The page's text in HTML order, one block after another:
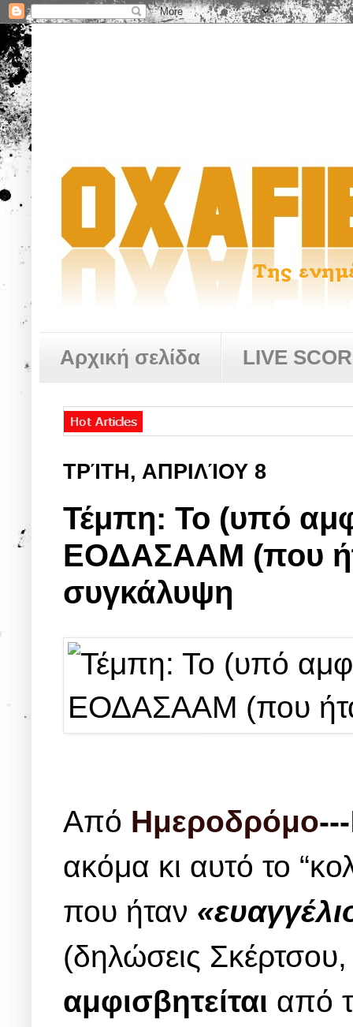
Αρχική σελίδα LIVE
ΤΡΊΤΗ, ΑΠΡΙΛΊΟΥ 8
Τέμπη: Το (υπό
ΕΟΔΑΣΑΑΜ (που
συγκάλυψη
Από Ημεροδρόμο---
ακόμα κι αυτό το
που ήταν
(δηλώσεις
αμφισβητείται από